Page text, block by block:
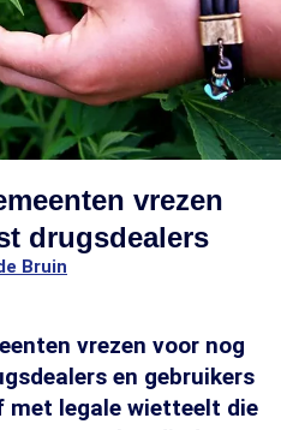
vrezen
drugsdealers
Bruin
vrezen voor nog
en gebruikers
met legale wietteelt die